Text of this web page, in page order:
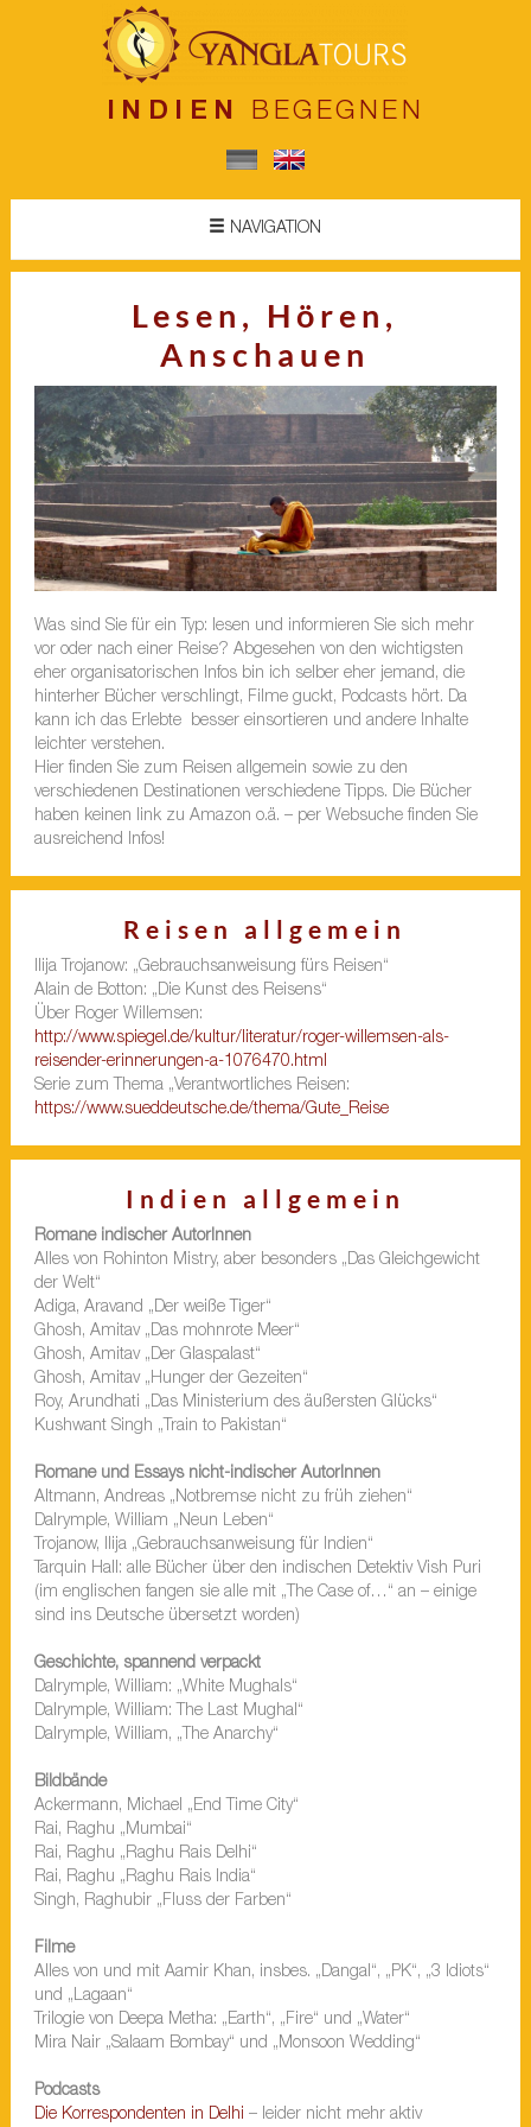
INDIEN BEGEGNEN
NAVIGATION
Lesen, Hören,
Anschauen
Was sind Sie für ein Typ: lesen und informieren Sie sich mehr
vor oder nach einer Reise? Abgesehen von den wichtigsten
eher organisatorischen Infos bin ich selber eher jemand, die
hinterher Bücher verschlingt, Filme guckt, Podcasts hört. Da
kann ich das Erlebte besser einsortieren und andere Inhalte
leichter verstehen.
Hier finden Sie zum Reisen allgemein sowie zu den
verschiedenen Destinationen verschiedene Tipps. Die Bücher
haben keinen link zu Amazon o.ä. – per Websuche finden Sie
ausreichend Infos!
Reisen allgemein
Ilija Trojanow: „Gebrauchsanweisung fürs Reisen“
Alain de Botton: „Die Kunst des Reisens“
Über Roger Willemsen:
http://www.spiegel.de/kultur/literatur/roger-willemsen-als-
reisender-erinnerungen-a-1076470.html
Serie zum Thema „Verantwortliches Reisen:
https://www.sueddeutsche.de/thema/Gute_Reise
Indien allgemein
Romane indischer AutorInnen
Alles von Rohinton Mistry, aber besonders „Das Gleichgewicht
der Welt“
Adiga, Aravand „Der weiße Tiger“
Ghosh, Amitav „Das mohnrote Meer“
Ghosh, Amitav „Der Glaspalast“
Ghosh, Amitav „Hunger der Gezeiten“
Roy, Arundhati „Das Ministerium des äußersten Glücks“
Kushwant Singh „Train to Pakistan“
Romane und Essays nicht-indischer AutorInnen
Altmann, Andreas „Notbremse nicht zu früh ziehen“
Dalrymple, William „Neun Leben“
Trojanow, Ilija „Gebrauchsanweisung für Indien“
Tarquin Hall: alle Bücher über den indischen Detektiv Vish Puri
(im englischen fangen sie alle mit „The Case of…“ an – einige
sind ins Deutsche übersetzt worden)
Geschichte, spannend verpackt
Dalrymple, William: „White Mughals“
Dalrymple, William: The Last Mughal“
Dalrymple, William, „The Anarchy“
Bildbände
Ackermann, Michael „End Time City“
Rai, Raghu „Mumbai“
Rai, Raghu „Raghu Rais Delhi“
Rai, Raghu „Raghu Rais India“
Singh, Raghubir „Fluss der Farben“
Filme
Alles von und mit Aamir Khan, insbes. „Dangal“, „PK“, „3 Idiots“
und „Lagaan“
Trilogie von Deepa Metha: „Earth“, „Fire“ und „Water“
Mira Nair „Salaam Bombay“ und „Monsoon Wedding“
Podcasts
Die Korrespondenten in Delhi – leider nicht mehr aktiv